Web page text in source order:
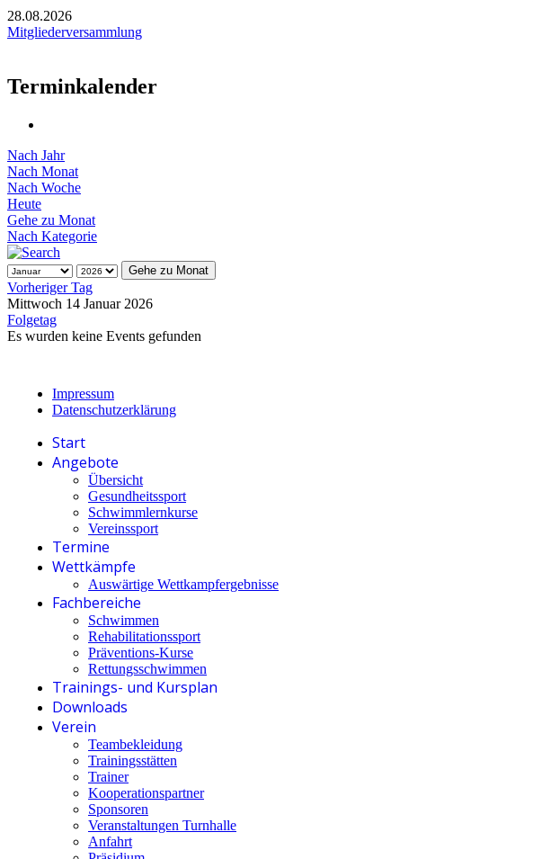
28.08.2026
Mitgliederversammlung
Terminkalender
Nach Jahr
Nach Monat
Nach Woche
Heute
Gehe zu Monat
Nach Kategorie
Gehe zu Monat
Vorheriger Tag
Mittwoch 14 Januar 2026
Folgetag
Es wurden keine Events gefunden
Impressum
Datenschutzerklärung
Start
Angebote
Übersicht
Gesundheitssport
Schwimmlernkurse
Vereinssport
Termine
Wettkämpfe
Auswärtige Wettkampfergebnisse
Fachbereiche
Schwimmen
Rehabilitationssport
Präventions-Kurse
Rettungsschwimmen
Trainings- und Kursplan
Downloads
Verein
Teambekleidung
Trainingsstätten
Trainer
Kooperationspartner
Sponsoren
Veranstaltungen Turnhalle
Anfahrt